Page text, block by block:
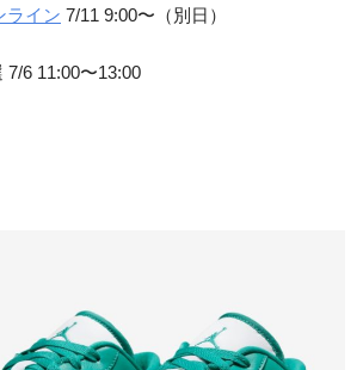
ライン 7/11 9:00〜（別日）
7/6 11:00〜13:00